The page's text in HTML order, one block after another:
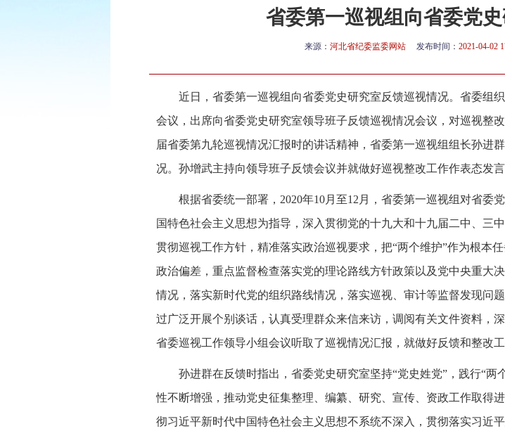
省委第一巡视组向省委党
来源： 河北省纪委监委网站 发布时间： 2021-04-02
近日，省委第一巡视组向省委党史研究室反馈巡视情况。省委组
会议，出席向省委党史研究室领导班子反馈巡视情况会议，对巡视整
届省委第九轮巡视情况汇报时的讲话精神，省委第一巡视组组长孙进
况。孙增武主持向领导班子反馈会议并就做好巡视整改工作作表态发言
根据省委统一部署，2020年10月至12月，省委第一巡视组对省委
国特色社会主义思想为指导，深入贯彻党的十九大和十九届二中、三
贯彻巡视工作方针，精准落实政治巡视要求，把“两个维护”作为根本
政治偏差，重点监督检查落实党的理论路线方针政策以及党中央重大
情况，落实新时代党的组织路线情况，落实巡视、审计等监督发现问
过广泛开展个别谈话，认真受理群众来信来访，调阅有关文件资料，
省委巡视工作领导小组会议听取了巡视情况汇报，就做好反馈和整改工
孙进群在反馈时指出，省委党史研究室坚持“党史姓党”，践行“
性不断增强，推动党史征集整理、编纂、研究、宣传、资政工作取得
彻习近平新时代中国特色社会主义思想不系统不深入，贯彻落实习近